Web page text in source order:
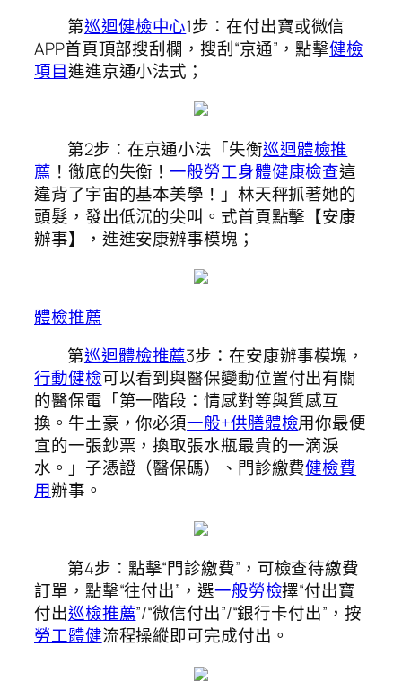
第巡迴健檢中心1步：在付出寶或微信
APP首頁頂部搜刮欄，搜刮“京通”，點擊健檢
項目進進京通小法式；
第2步：在京通小法「失衡巡迴體檢推
薦 ！徹底的失衡！一般勞工身體健康檢查這
違背了宇宙的基本美學！」林天秤抓著她的
頭髮，發出低沉的尖叫。式首頁點擊【安康
辦事】，進進安康辦事模塊；
體檢推薦
第巡迴體檢推薦3步：在安康辦事模塊，
行動健檢可以看到與醫保變動位置付出有關
的醫保電「第一階段：情感對等與質感互
換。牛土豪，你必須一般+供膳體檢用你最便
宜的一張鈔票，換取張水瓶最貴的一滴淚
水。」子憑證（醫保碼）、門診繳費健檢費
用辦事。
第4步：點擊“門診繳費”，可檢查待繳費
訂單，點擊“往付出”，選一般勞檢擇“付出寶
付出巡檢推薦”/“微信付出”/“銀行卡付出”，按
勞工體健流程操縱即可完成付出。